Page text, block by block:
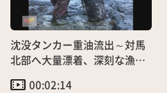
沈没タンカー重油流出～対馬
北部へ大量漂着、深刻な漁業
00:02:14